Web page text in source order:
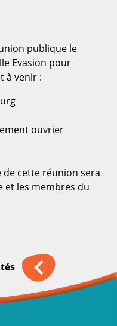
publique le
Evasion pour
à venir :
ouvrier
de cette réunion sera
et les membres du